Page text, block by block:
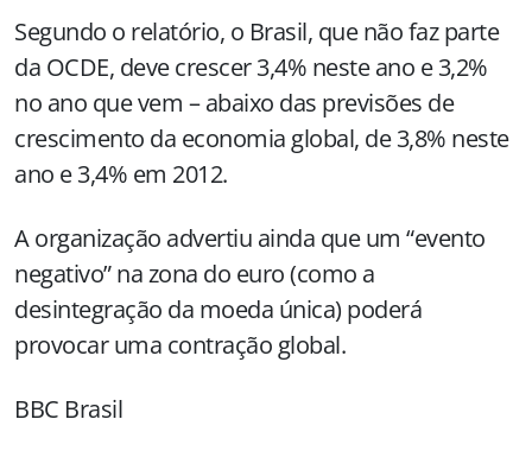
Segundo o relatório, o Brasil, que não faz parte
da OCDE, deve crescer 3,4% neste ano e 3,2%
no ano que vem – abaixo das previsões de
crescimento da economia global, de 3,8% neste
ano e 3,4% em 2012.
A organização advertiu ainda que um “evento
negativo” na zona do euro (como a
desintegração da moeda única) poderá
provocar uma contração global.
BBC Brasil